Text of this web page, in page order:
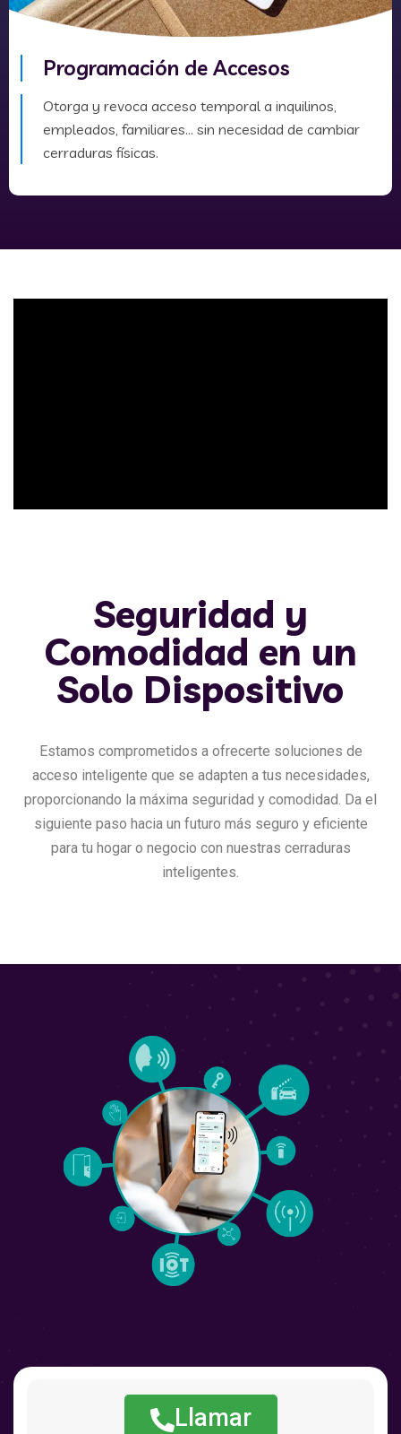
Programación de Accesos
Otorga y revoca acceso temporal a inquilinos,
empleados, familiares... sin necesidad de cambiar
cerraduras físicas.
Seguridad y
Comodidad en un
Solo Dispositivo
Estamos comprometidos a ofrecerte soluciones de
acceso inteligente que se adapten a tus necesidades,
proporcionando la máxima seguridad y comodidad. Da el
siguiente paso hacia un futuro más seguro y eficiente
para tu hogar o negocio con nuestras cerraduras
inteligentes.
Llamar